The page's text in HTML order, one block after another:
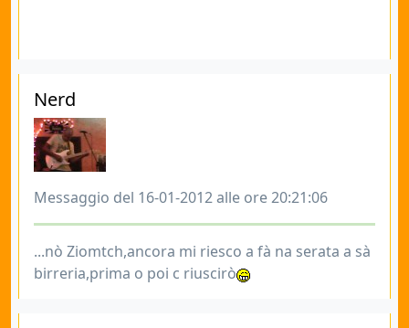
Nerd
Messaggio del 16-01-2012 alle ore 20:21:06
...nò Ziomtch,ancora mi riesco a fà na serata a sà
birreria,prima o poi c riuscirò